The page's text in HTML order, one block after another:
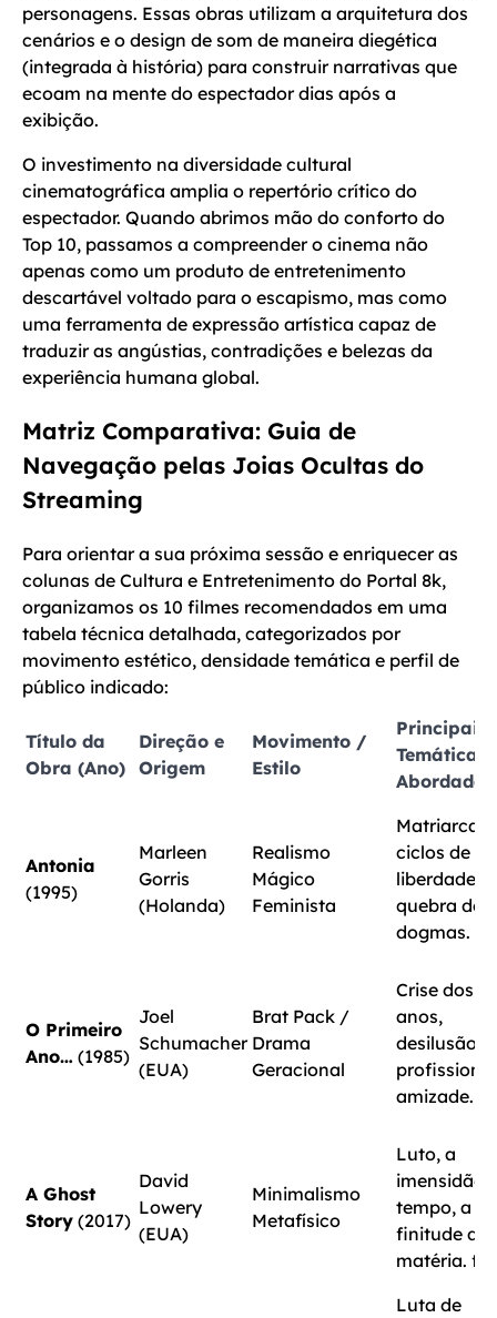
personagens. Essas obras utilizam a arquitetura dos
cenários e o design de som de maneira diegética
(integrada à história) para construir narrativas que
ecoam na mente do espectador dias após a
exibição.
O investimento na diversidade cultural
cinematográfica amplia o repertório crítico do
espectador. Quando abrimos mão do conforto do
Top 10, passamos a compreender o cinema não
apenas como um produto de entretenimento
descartável voltado para o escapismo, mas como
uma ferramenta de expressão artística capaz de
traduzir as angústias, contradições e belezas da
experiência humana global.
Matriz Comparativa: Guia de
Navegação pelas Joias Ocultas do
Streaming
Para orientar a sua próxima sessão e enriquecer as
colunas de Cultura e Entretenimento do Portal 8k,
organizamos os 10 filmes recomendados em uma
tabela técnica detalhada, categorizados por
movimento estético, densidade temática e perfil de
público indicado:
Título da
Obra (Ano)
Direção e
Origem
Movimento /
Estilo
Principais
Temáticas
Abordadas
Antonia
(1995)
Marleen
Gorris
(Holanda)
Realismo
Mágico
Feminista
ciclos de
liberdade e
quebra de
dogmas.
O Primeiro
Ano… (1985)
Joel
Schumacher
(EUA)
Brat Pack /
Drama
Geracional
Crise dos
anos,
desilusão
amizade.
A Ghost
Story (2017)
David
Lowery
(EUA)
Minimalismo
Metafísico
Luto, a
imensidão
tempo, a
finitude da
matéria.
Luta de